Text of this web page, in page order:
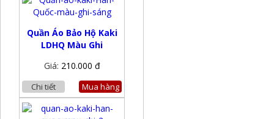
Quần Áo Bảo Hộ Kaki
LDHQ Màu Ghi
Giá: 210.000 đ
Chi tiết Mua hàng